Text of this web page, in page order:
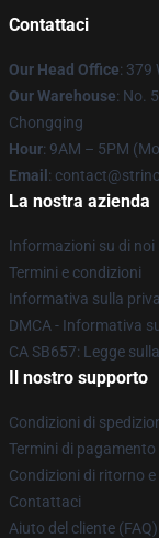
Contattaci
Our Head Office: 379
Our Warehouse: No.
Chongqing
Hour: 9AM – 5PM
Email :
La nostra azienda
Informazioni su di noi
Termini e condizioni
Informativa sulla
DMCA - Informativa
CA SB657: Legge
Il nostro supporto
Condizioni di
Termini di pagamento
Condizioni di ritorno
Contattaci
Aiuto del cliente (FAQ)